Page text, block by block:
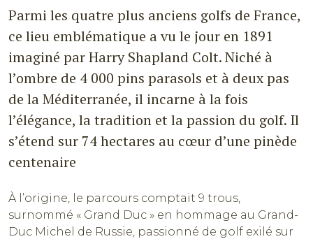
Parmi les quatre plus anciens golfs de France,
ce lieu emblématique a vu le jour en 1891
imaginé par Harry Shapland Colt. Niché à
l’ombre de 4 000 pins parasols et à deux pas
de la Méditerranée, il incarne à la fois
l’élégance, la tradition et la passion du golf. Il
s’étend sur 74 hectares au cœur d’une pinède
centenaire
À l’origine, le parcours comptait 9 trous,
surnommé « Grand Duc » en hommage au Grand-
Duc Michel de Russie, passionné de golf exilé sur